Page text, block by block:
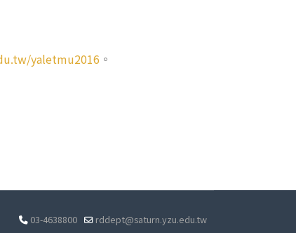
yaletmu2016 。
03-4638800 rddept@saturn.yzu.edu.tw